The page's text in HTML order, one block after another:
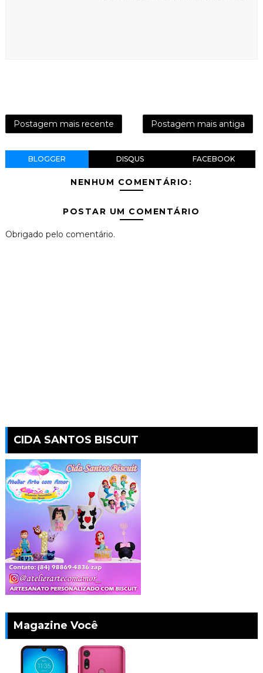
Postagem mais recente Postagem mais antiga
BLOGGER DISQUS FACEBOOK
NENHUM COMENTÁRIO:
POSTAR UM COMENTÁRIO
Obrigado pelo comentário.
CIDA SANTOS BISCUIT
Magazine Você